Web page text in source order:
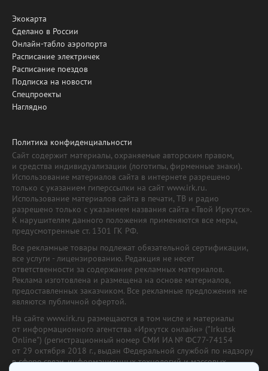
Экокарта
Сделано в России
Онлайн-табло аэропорта
Расписание электричек
Расписание поездов
Подписка на новости
Спецпроекты
Наглядно
Политика конфиденциальности
Сайт содержит материалы, охраняемые авторским правом,
и средства индивидуализации (логотипы, фирменные знаки).
Использование материалов сайта в интернете разрешено
только с указанием гиперссылки на сайт www.irk.ru.
Использование материалов сайта в печати, ТВ и радио
разрешено только с указанием названия сайта «Твой Иркутск».
К нарушителям данного положения применяются все меры,
предусмотренные ст. 1301 ГК РФ.
Все рекламные товары подлежат обязательной сертификации,
все услуги - лицензированию. Редакция не несет
ответственности за содержание рекламных материалов.
Реклама изготовлена и размещена на основе материалов,
предоставленных заказчиком. Все рекламные предложения не
являются публичной офертой.
На сайте www.irk.ru размещаются в том числе и материалы
от информационного агентства «Иркутск онлайн» ("Irkutsk
Online") (регистрационный номер СМИ ИА № ФС77-74154
от 29 октября 2018 г., выдан Федеральной службой по надзору
в сфере связи, информационных технологий и массовых